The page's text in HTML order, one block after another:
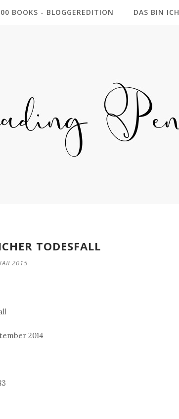
BOOKS - BLOGGEREDITION DAS BIN ICH
TODESFALL
2015
2014